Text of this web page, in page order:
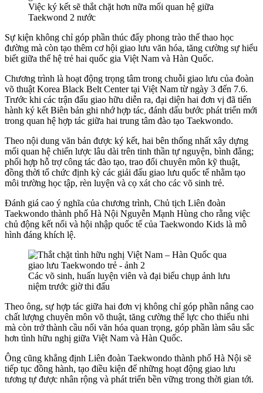
Việc ký kết sẽ thắt chặt hơn nữa mối quan hệ giữa
Taekwond 2 nước
Sự kiện không chỉ góp phần thúc đẩy phong trào thể thao học
đường mà còn tạo thêm cơ hội giao lưu văn hóa, tăng cường sự hiểu
biết giữa thế hệ trẻ hai quốc gia Việt Nam và Hàn Quốc.
Chương trình là hoạt động trọng tâm trong chuỗi giao lưu của đoàn
võ thuật Korea Black Belt Center tại Việt Nam từ ngày 3 đến 7.6.
Trước khi các trận đấu giao hữu diễn ra, đại diện hai đơn vị đã tiến
hành ký kết Biên bản ghi nhớ hợp tác, đánh dấu bước phát triển mới
trong quan hệ hợp tác giữa hai trung tâm đào tạo Taekwondo.
Theo nội dung văn bản được ký kết, hai bên thống nhất xây dựng
mối quan hệ chiến lược lâu dài trên tinh thần tự nguyện, bình đẳng;
phối hợp hỗ trợ công tác đào tạo, trao đổi chuyên môn kỹ thuật,
đồng thời tổ chức định kỳ các giải đấu giao lưu quốc tế nhằm tạo
môi trường học tập, rèn luyện và cọ xát cho các võ sinh trẻ.
Đánh giá cao ý nghĩa của chương trình, Chủ tịch Liên đoàn
Taekwondo thành phố Hà Nội Nguyễn Mạnh Hùng cho rằng việc
chủ động kết nối và hội nhập quốc tế của Taekwondo Kids là mô
hình đáng khích lệ.
Các võ sinh, huấn luyện viên và đại biểu chụp ảnh lưu
niệm trước giờ thi đấu
Theo ông, sự hợp tác giữa hai đơn vị không chỉ góp phần nâng cao
chất lượng chuyên môn võ thuật, tăng cường thể lực cho thiếu nhi
mà còn trở thành cầu nối văn hóa quan trọng, góp phần làm sâu sắc
hơn tình hữu nghị giữa Việt Nam và Hàn Quốc.
Ông cũng khẳng định Liên đoàn Taekwondo thành phố Hà Nội sẽ
tiếp tục đồng hành, tạo điều kiện để những hoạt động giao lưu
tương tự được nhân rộng và phát triển bền vững trong thời gian tới.